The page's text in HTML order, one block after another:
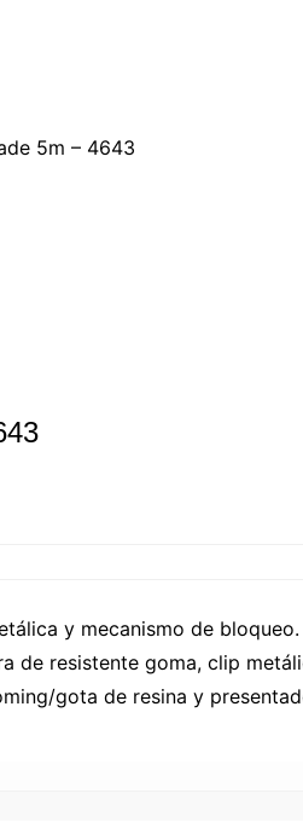
5m – 4643
y mecanismo de
de resistente goma, clip
gota de resina y